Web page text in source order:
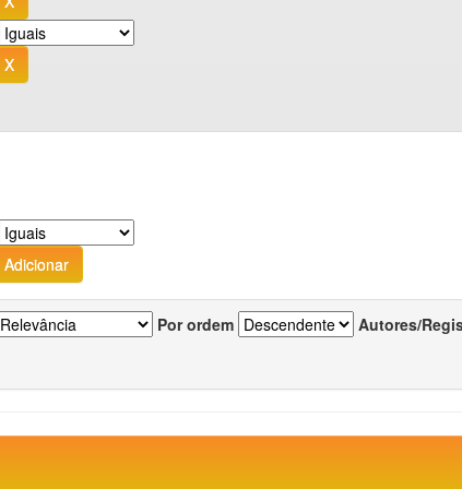
Por ordem Autores/